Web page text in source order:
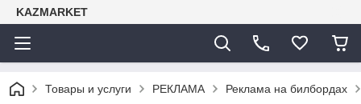
KAZMARKET
Товары и услуги РЕКЛАМА Реклама на билбордах